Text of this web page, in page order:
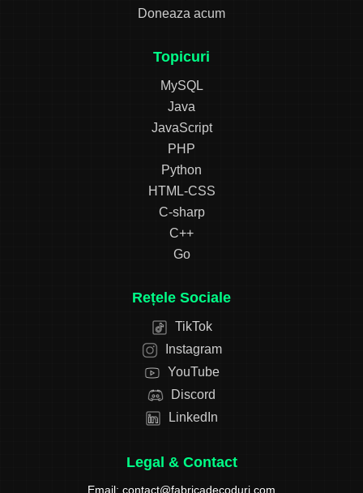
Doneaza acum
Topicuri
MySQL
Java
JavaScript
PHP
Python
HTML-CSS
C-sharp
C++
Go
Rețele Sociale
TikTok
Instagram
YouTube
Discord
LinkedIn
Legal & Contact
Email: contact@fabricadecoduri.com